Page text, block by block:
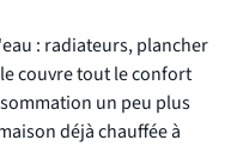
: radiateurs, plancher
couvre tout le confort
un peu plus
déjà chauffée à